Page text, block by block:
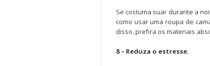
Se costuma suar durante a
como usar uma roupa de
disso, prefira os materiais
8 – Reduza o estresse.